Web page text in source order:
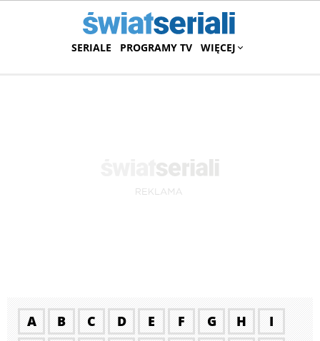
SERIALE PROGRAMY TV WIĘCEJ
A B C D E F G H
I